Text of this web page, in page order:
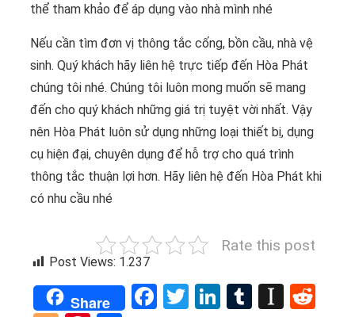
thể tham khảo để áp dụng vào nhà mình nhé
Nếu cần tìm đơn vị thông tắc cống, bồn cầu, nhà vệ
sinh. Quý khách hãy liên hệ trực tiếp đến Hòa Phát
chúng tôi nhé. Chúng tôi luôn mong muốn sẽ mang
đến cho quý khách những giá trị tuyệt vời nhất. Vậy
nên Hòa Phát luôn sử dụng những loại thiết bị, dụng
cụ hiện đại, chuyên dụng để hỗ trợ cho quá trình
thông tắc thuận lợi hơn. Hãy liên hệ đến Hòa Phát khi
có nhu cầu nhé
Rate this post
Post Views: 1.237
Share Facebook
TwitterLinkedIn
Tumblr